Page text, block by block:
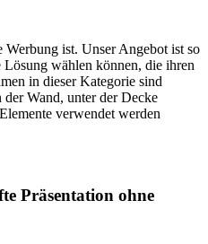
ist. Unser Angebot ist so
Lösung wählen können, die ihren
in dieser Kategorie sind
Wand, unter der Decke
verwendet werden
Präsentation ohne